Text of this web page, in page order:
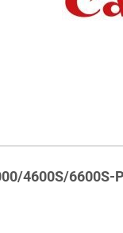
4600S/6600S-